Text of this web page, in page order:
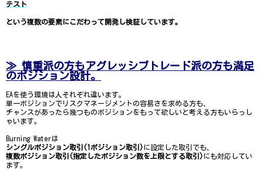
テスト
という複数の要素にこだわって開発し検証しています。
≫ 慎重派の方もアグレッシブトレード派の方も満足
のポジション設計。
EAを使う環境は人それぞれ違います。
単一ポジションでリスクマネージメントの容易さを求める方も、
チャンスがあったら幾つものポジションをもって欲しいと考える方もいらっし
ゃいます。
Burning Waterは
シングルポジション取引(1ポジション取引)に設定した取引でも、
複数ポジション取引(指定したポジション数を上限とする取引)にも対応してい
ます。